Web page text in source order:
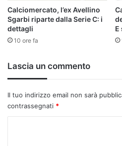
Calciomercato, l’ex Avellino
Sgarbi riparte dalla Serie C: i
dettagli
10 ore fa
Lascia un commento
Il tuo indirizzo email non sarà
contrassegnati *